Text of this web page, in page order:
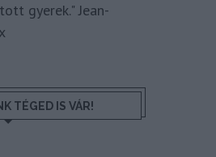
gyerek." Jean-
TÉGED IS VÁR!